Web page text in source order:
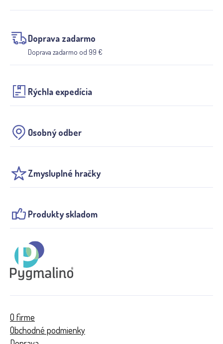
Doprava zadarmo
Doprava zadarmo od 99 €
Rýchla expedícia
Osobný odber
Zmysluplné hračky
Produkty skladom
O firme
Obchodné podmienky